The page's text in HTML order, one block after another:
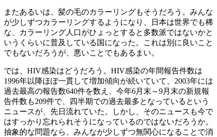
またあるいは、髪の毛のカラーリングもそうだろう。みんな
が少しずつカラーリングするようになり、日本は世界でも稀
な、カラーリング人口がひょっとすると多数派ではないかと
いうくらいに普及している国になった。これは別に良いこと
でもないだろうが、悪いことでもあるまい。
では、HIV感染はどうだろう。HIV感染の年間報告件数は
1996年以降ほぼ一貫して増加傾向が続いていて、2003年には
過去最高の報告数640件を数え、今年6月末～9月末の新規報
告件数も209件で、四半期での過去最多となっているという
ニュースが、先日流れていた。しかし、そのニュースも今で
はすっかり忘れられそうになっているのではないだろうか。
抽象的な問題なら、みんなが少しずつ無関心になることで消